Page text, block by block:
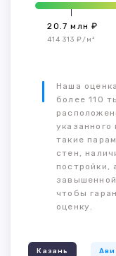
20.7 млн ₽
414 313 ₽/м²
Наша
более 110
такие
стен,
постройки,
чтобы
оценку.
Казань